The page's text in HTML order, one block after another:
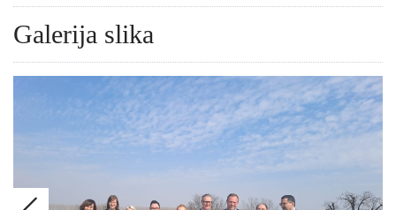
Galerija slika